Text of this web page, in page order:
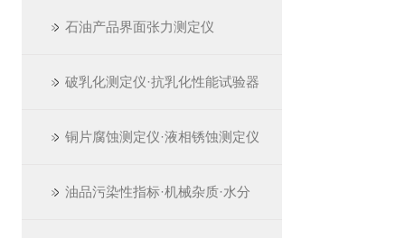
石油产品界面张力测定仪
破乳化测定仪·抗乳化性能试验器
铜片腐蚀测定仪·液相锈蚀测定仪
油品污染性指标·机械杂质·水分